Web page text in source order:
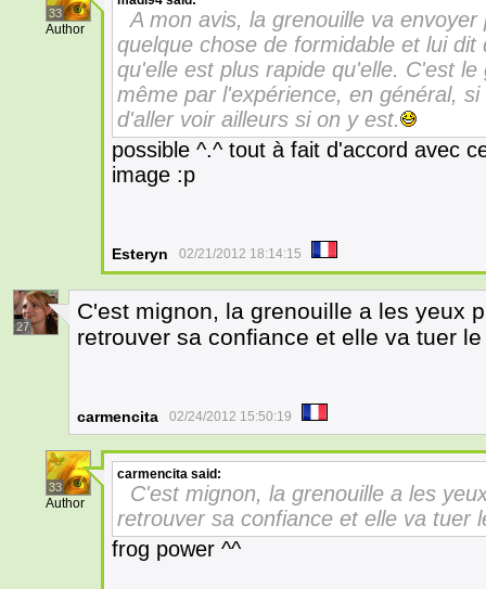
33
Author
A mon avis, la grenouille va
quelque chose de formidable et lui
qu'elle est plus rapide qu'elle. C'est
même par l'expérience, en général,
d'aller voir ailleurs si on y est.
possible ^.^ tout à fait d'accord avec
image :p
Esteryn 02/21/2012 18:14:15
27
C'est mignon, la grenouille a les yeux
retrouver sa confiance et elle va tuer
carmencita 02/24/2012 15:50:19
33
Author
carmencita said:
C'est mignon, la grenouille a les
retrouver sa confiance et elle va tuer
frog power ^^